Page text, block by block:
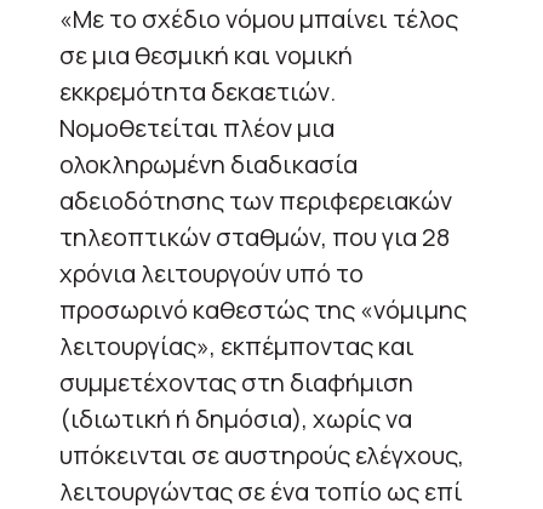
«Με το σχέδιο νόμου μπαίνει τέλος
σε μια θεσμική και νομική
εκκρεμότητα δεκαετιών.
Νομοθετείται πλέον μια
ολοκληρωμένη διαδικασία
αδειοδότησης των περιφερειακών
τηλεοπτικών σταθμών, που για 28
χρόνια λειτουργούν υπό το
προσωρινό καθεστώς της «νόμιμης
λειτουργίας», εκπέμποντας και
συμμετέχοντας στη διαφήμιση
(ιδιωτική ή δημόσια), χωρίς να
υπόκεινται σε αυστηρούς ελέγχους,
λειτουργώντας σε ένα τοπίο ως επί